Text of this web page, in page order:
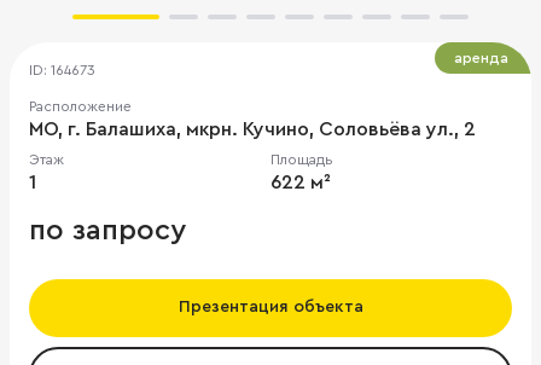
ID: 164673
Расположение
МО, г. Балашиха, мкрн. Кучино, Соловьёва ул., 2
Этаж
1
Площадь
622 м²
по запросу
Презентация объекта
аренда